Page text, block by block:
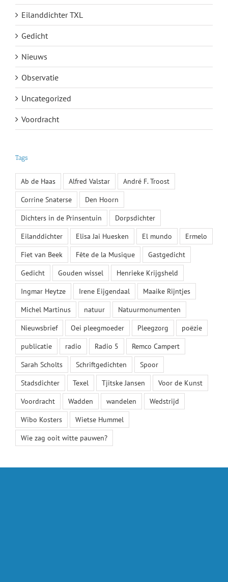
Eilanddichter TXL
Gedicht
Nieuws
Observatie
Uncategorized
Voordracht
Tags
Ab de Haas Alfred Valstar
André F. Troost
Corrine Snaterse
Den Hoorn
Dichters in de Prinsentuin
Dorpsdichter
Eilanddichter
Elisa Jai Huesken El mundo
Ermelo
Fiet van Beek
Fête de la Musique
Gastgedicht
Gedicht
Gouden wissel
Henrieke Krijgsheld
Ingmar Heytze
Irene Eijgendaal
Maaike Rijntjes
Michel Martinus
natuur
Natuurmonumenten
Nieuwsbrief
Oei pleegmoeder Pleegzorg
poëzie
publicatie
radio Radio 5
Remco Campert
Sarah Scholts
Schriftgedichten
Spoor
Stadsdichter
Texel Tjitske Jansen
Voor de Kunst
Voordracht
Wadden wandelen
Wedstrijd
Wibo Kosters
Wietse Hummel
Wie zag ooit witte pauwen?